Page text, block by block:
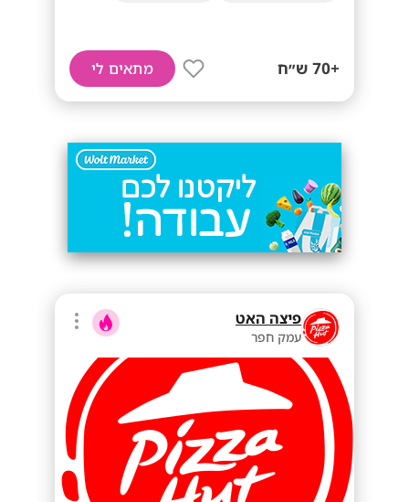
+70 ש״ח מתאים לי
פיצה האט
עמק חפר